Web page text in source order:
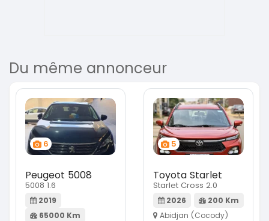
Du même annonceur
6
Peugeot 5008
5008 1.6
2019
65000 Km
5
Toyota Starlet
Starlet Cross 2.0
2026
200 Km
Abidjan (Cocody)